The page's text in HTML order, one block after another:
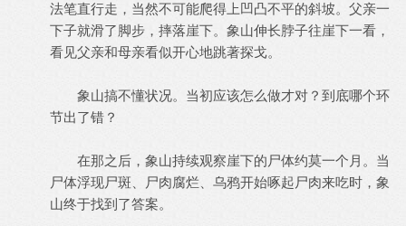
法笔直行走，当然不可能爬得上凹凸不平的斜坡。父亲一
下子就滑了脚步，摔落崖下。象山伸长脖子往崖下一看，
看见父亲和母亲看似开心地跳著探戈。
象山搞不懂状况。当初应该怎么做才对？到底哪个环
节出了错？
在那之后，象山持续观察崖下的尸体约莫一个月。当
尸体浮现尸斑、尸肉腐烂、乌鸦开始啄起尸肉来吃时，象
山终于找到了答案。